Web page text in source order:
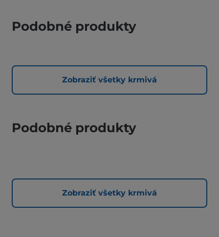
Podobné produkty
Zobraziť všetky krmivá
Podobné produkty
Zobraziť všetky krmivá